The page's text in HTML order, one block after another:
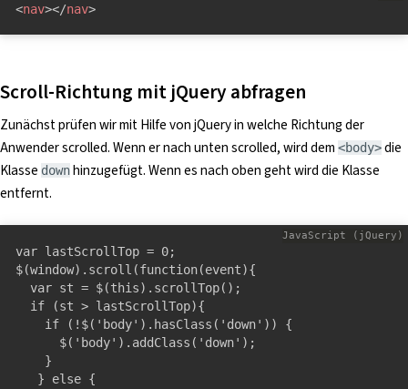
<nav></nav>
Scroll-Richtung mit jQuery abfragen
Zunächst prüfen wir mit Hilfe von jQuery in welche Richtung der
Anwender scrolled. Wenn er nach unten scrolled, wird dem <body>die
Klasse downhinzugefügt. Wenn es nach oben geht wird die Klasse
entfernt.
var lastScrollTop = 0;
$(window).scroll(function(event){